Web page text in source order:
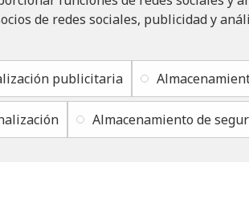
RITONE SIA
Reg. Nr. 40103717618
Domicilio legal:
de redes sociales, publicidad y
publicitaria
Almacenamiento de